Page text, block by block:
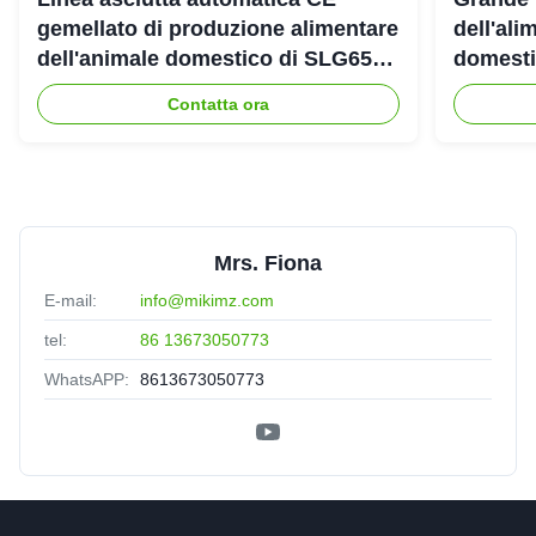
gemellato di produzione alimentare
dell'animale domestico di SLG65
SLG70 dell'estrusore a vite di
parallelo
Contatta ora
Mrs. Fiona
E-mail: info@mikimz.com
tel: 86 13673050773
WhatsAPP: 8613673050773